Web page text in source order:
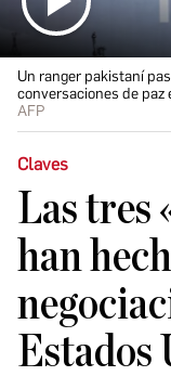
Un ranger pakistaní
conversaciones de paz
AFP
Claves
Las tres
han
Estados